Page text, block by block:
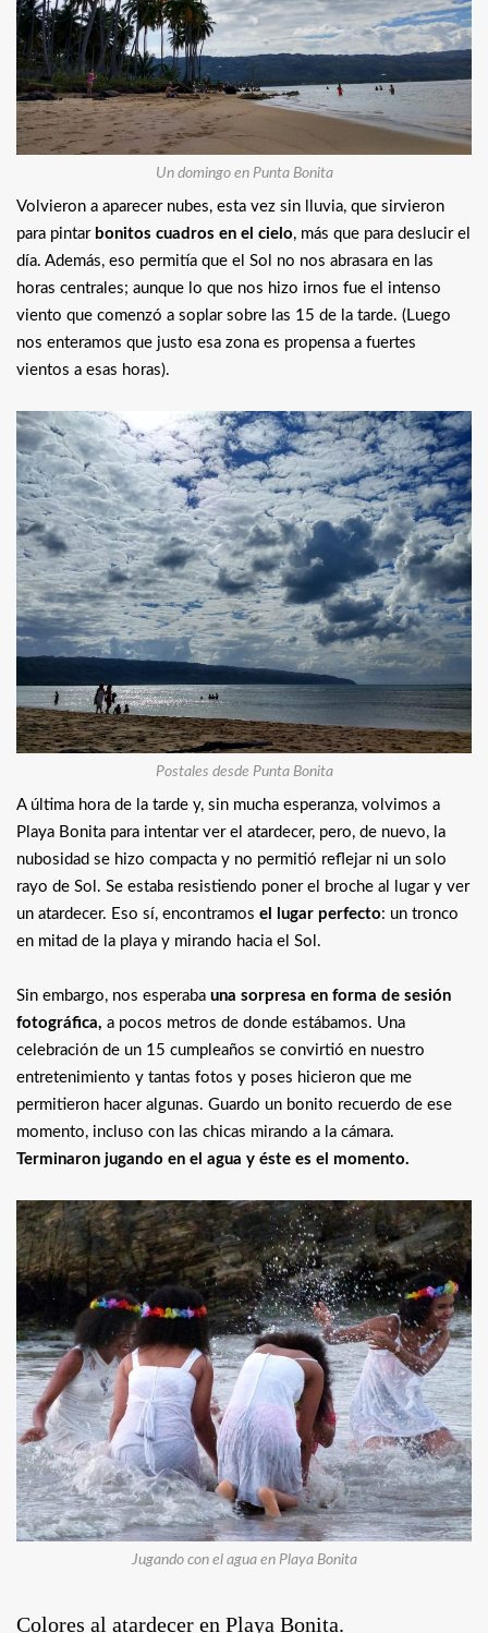
Un domingo en Punta Bonita
Volvieron a aparecer nubes, esta vez sin lluvia, que sirvieron
para pintar bonitos cuadros en el cielo, más que para deslucir el
día. Además, eso permitía que el Sol no nos abrasara en las
horas centrales; aunque lo que nos hizo irnos fue el intenso
viento que comenzó a soplar sobre las 15 de la tarde. (Luego
nos enteramos que justo esa zona es propensa a fuertes
vientos a esas horas).
Postales desde Punta Bonita
A última hora de la tarde y, sin mucha esperanza, volvimos a
Playa Bonita para intentar ver el atardecer, pero, de nuevo, la
nubosidad se hizo compacta y no permitió reflejar ni un solo
rayo de Sol. Se estaba resistiendo poner el broche al lugar y ver
un atardecer. Eso sí, encontramos el lugar perfecto: un tronco
en mitad de la playa y mirando hacia el Sol.
Sin embargo, nos esperaba una sorpresa en forma de sesión
fotográfica, a pocos metros de donde estábamos. Una
celebración de un 15 cumpleaños se convirtió en nuestro
entretenimiento y tantas fotos y poses hicieron que me
permitieron hacer algunas. Guardo un bonito recuerdo de ese
momento, incluso con las chicas mirando a la cámara.
Terminaron jugando en el agua y éste es el momento.
Jugando con el agua en Playa Bonita
Colores al atardecer en Playa Bonita.